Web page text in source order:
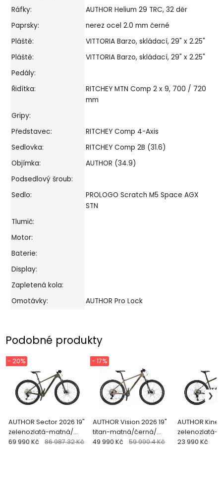
Ráfky:
AUTHOR Helium 29 TRC, 32 děr
Paprsky:
nerez ocel 2.0 mm černé
Pláště:
VITTORIA Barzo, skládací, 29" x 2.25"
Pláště:
VITTORIA Barzo, skládací, 29" x 2.25"
Pedály:
Řidítka:
RITCHEY MTN Comp 2 x 9, 700 / 720
mm
Gripy:
Představec:
RITCHEY Comp 4-Axis
Sedlovka:
RITCHEY Comp 2B (31.6)
Objímka:
AUTHOR (34.9)
Podsedlový šroub:
Sedlo:
PROLOGO Scratch M5 Space AGX
STN
Tlumič:
Motor:
Baterie:
Display:
Zapletená kola:
Omotávky:
AUTHOR Pro Lock
Podobné produkty
AUTHOR Sector 2026 19"
zelenozlatá-matná/
černá MTB 29"kolo
- 20%
69 990 Kč 86 987.32 Kč
AUTHOR Vision 2026 19"
titan-matná/černá/
červená MTB 29"kolo
- 17%
49 990 Kč 59 990.4 Kč
AUTHOR
zelenozlatá-
černá/limeta
23 990 Kč